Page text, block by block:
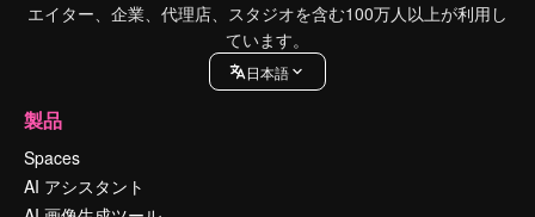
エイター、企業、代理店、スタジオを含む100万人以上が利用し
ています。
日本語
製品
Spaces
AI アシスタント